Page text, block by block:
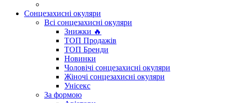
Сонцезахисні окуляри
Всі сонцезахисні окуляри
Знижки 🔥
ТОП Продажів
ТОП Бренди
Новинки
Чоловічі сонцезахисні окуляри
Жіночі сонцезахисні окуляри
Унісекс
За формою